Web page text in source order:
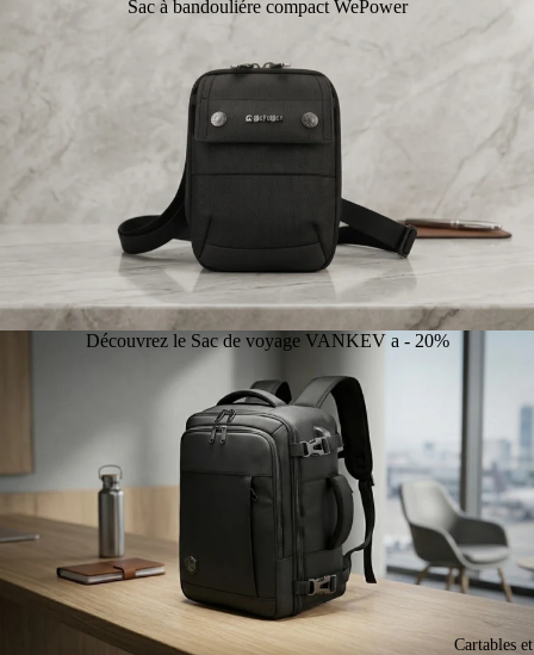
Cartables
Sac à bandouliére compact WePower
Découvrez le Sac de voyage VANKEV a - 20%